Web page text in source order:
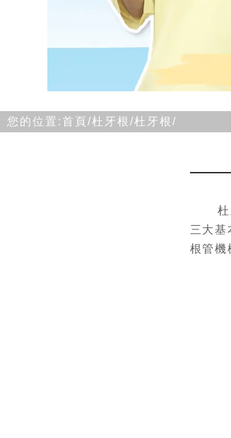
您的位置:首頁/杜牙根/杜牙根/
杜牙
三大基
根管機